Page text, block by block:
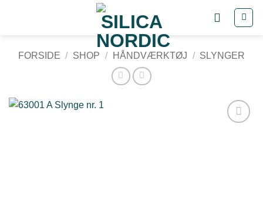
FORSIDE / SHOP / HÅNDVÆRKTØJ / SLYNGER